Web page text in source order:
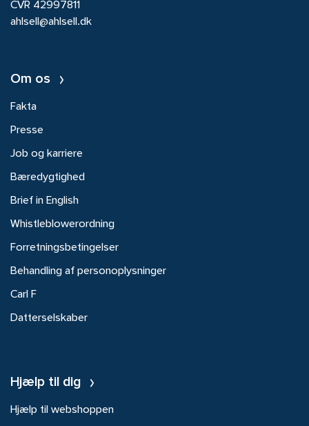
CVR 42997811
ahlsell@ahlsell.dk
Om os
Fakta
Presse
Job og karriere
Bæredygtighed
Brief in English
Whistleblowerordning
Forretningsbetingelser
Behandling af personoplysninger
Carl F
Datterselskaber
Hjælp til dig
Hjælp til webshoppen